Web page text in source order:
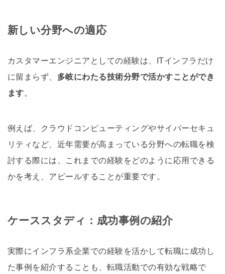
新しい分野への適応
カスタマーエンジニアとしての経験は、ITインフラだけ
に留まらず、 多岐にわたる技術分野で活かすことができ
ます。
例えば、クラウドコンピューティングやサイバーセキュ
リティなど、近年需要が高まっている分野への転職を検
討する際には、これまでの経験をどのように応用できる
かを考え、アピールすることが重要です。
ケーススタディ：成功事例の紹介
実際にインフラ系企業での経験を活かして転職に成功し
た事例を紹介することも、転職活動での有効な戦略で